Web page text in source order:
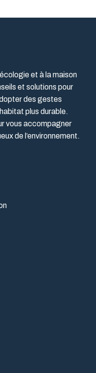
et à la maison
et solutions pour
des gestes
plus durable.
vous accompagner
de l’environnement.